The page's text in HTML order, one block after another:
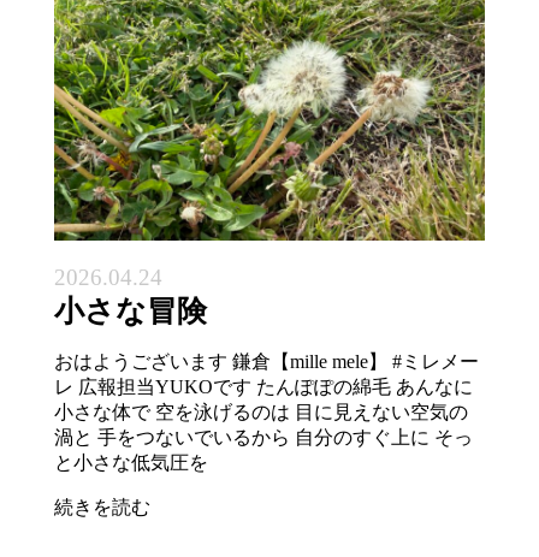
2026.04.24
小さな冒険
おはようございます 鎌倉【mille mele】 #ミレメー
レ 広報担当YUKOです たんぽぽの綿毛 あんなに
小さな体で 空を泳げるのは 目に見えない空気の
渦と 手をつないでいるから 自分のすぐ上に そっ
と小さな低気圧を
続きを読む